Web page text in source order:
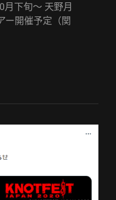
月下旬〜 天野月
ー開催予定（関